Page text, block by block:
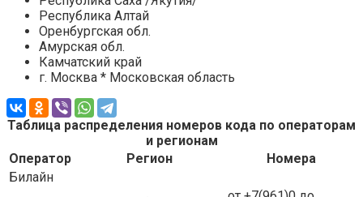
Республика Алтай
Оренбургская обл.
Амурская обл.
Камчатский край
г. Москва * Московская область
Таблица распределения номеров кода по операторам
и регионам
Оператор
Регион
Номера
Билайн